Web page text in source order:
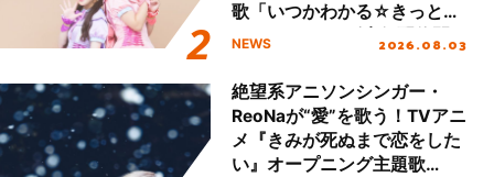
歌「いつかわかる☆きっとあ
える」TVサイズ先行配信開
NEWS 2026.08.03
絶望系アニソンシンガー・
ReoNaが“愛”を歌う！TVアニ
メ『きみが死ぬまで恋をした
い』オープニング主題歌